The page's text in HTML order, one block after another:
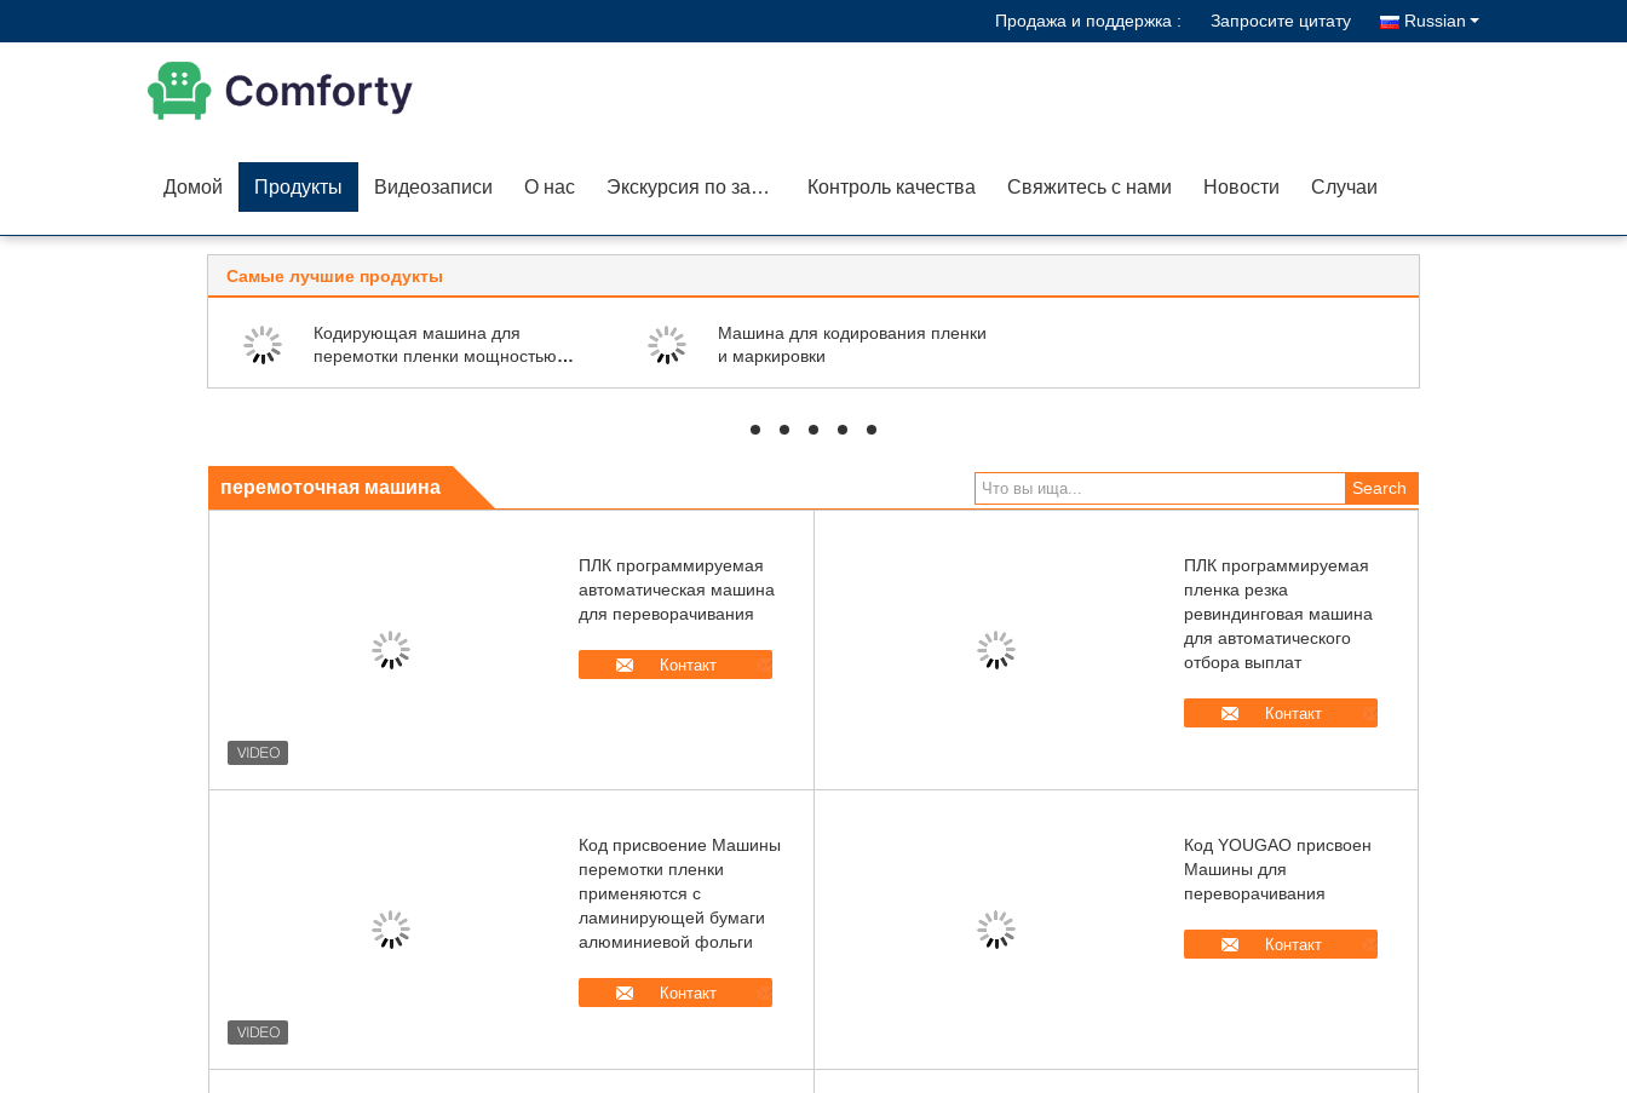
Продажа и поддержка : Запросите цитату Russian
Домой Продукты Видеозаписи О нас Экскурсия по заводу Контроль качества Свяжитесь с нами Новости Случаи
Самые лучшие продукты
Кодирующая машина для
перемотки пленки мощностью
Машина для кодирования пленки
и маркировки
hd hd hd hd hd
перемоточная машина
ПЛК программируемая
автоматическая машина
для переворачивания
Контакт
ПЛК программируемая
пленка резка
ревиндинговая машина
для автоматического
отбора выплат
Контакт
Код присвоение Машины
перемотки пленки
применяются с
ламинирующей бумаги
алюминиевой фольги
Контакт
Код YOUGAO присвоен
Машины для
переворачивания
Контакт